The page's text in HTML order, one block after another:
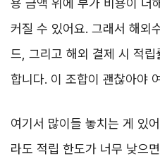
용 금액 위에 부가 비용이 더
커질 수 있어요. 그래서 해외
드, 그리고 해외 결제 시 적
합니다. 이 조합이 괜찮아야
여기서 많이들 놓치는 게 있
라도 적립 한도가 너무 낮으